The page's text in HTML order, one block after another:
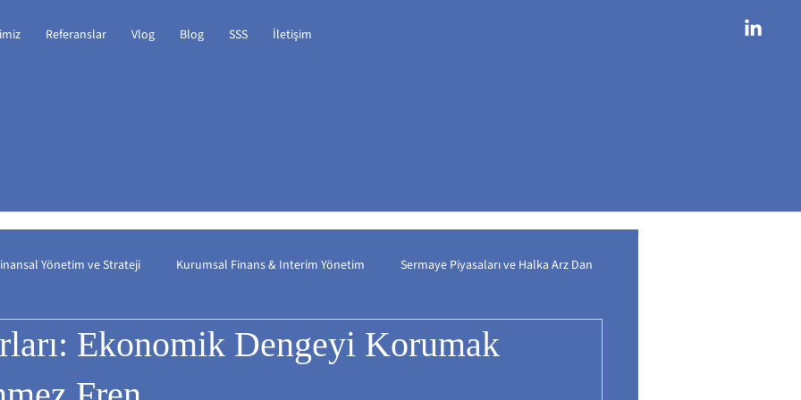
Referanslar Vlog Blog SSS İletişim
Yönetim ve Strateji Kurumsal Finans & Interim Yönetim Sermaye Piyasaları ve Halka Arz Dan
/ İşletme Serm Kurumsal Finansman Stratejik Yönetim Finansal Çözümler
Ekonomik Dengeyi Korumak